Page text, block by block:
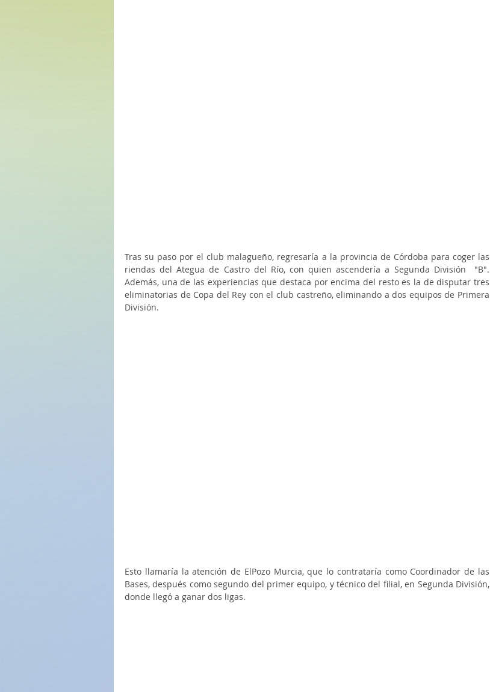
Tras su paso por el club malagueño, regresaría a la provincia de Córdoba para coger las
riendas del Ategua de Castro del Río, con quien ascendería a Segunda División  "B".
Además, una de las experiencias que destaca por encima del resto es la de disputar tres
eliminatorias de Copa del Rey con el club castreño, eliminando a dos equipos de Primera
División.
Esto llamaría la atención de ElPozo Murcia, que lo contrataría como Coordinador de las
Bases, después como segundo del primer equipo, y técnico del filial, en Segunda División,
donde llegó a ganar dos ligas.